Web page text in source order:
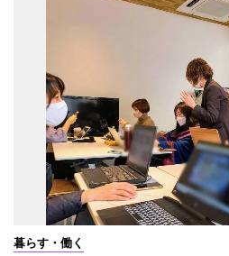
暮らす・働く